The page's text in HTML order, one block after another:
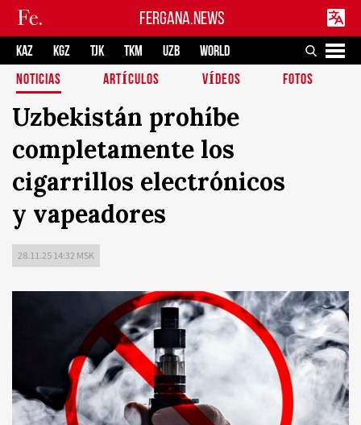
FERGANA.NEWS
KAZ KGZ TJK TKM UZB
WORLD
NOTICIAS
ARTÍCULOS VÍDEOS FOTOS
Uzbekistán prohíbe
completamente los
cigarrillos electrónicos
y vapeadores
28.11.25 14:32 MSK